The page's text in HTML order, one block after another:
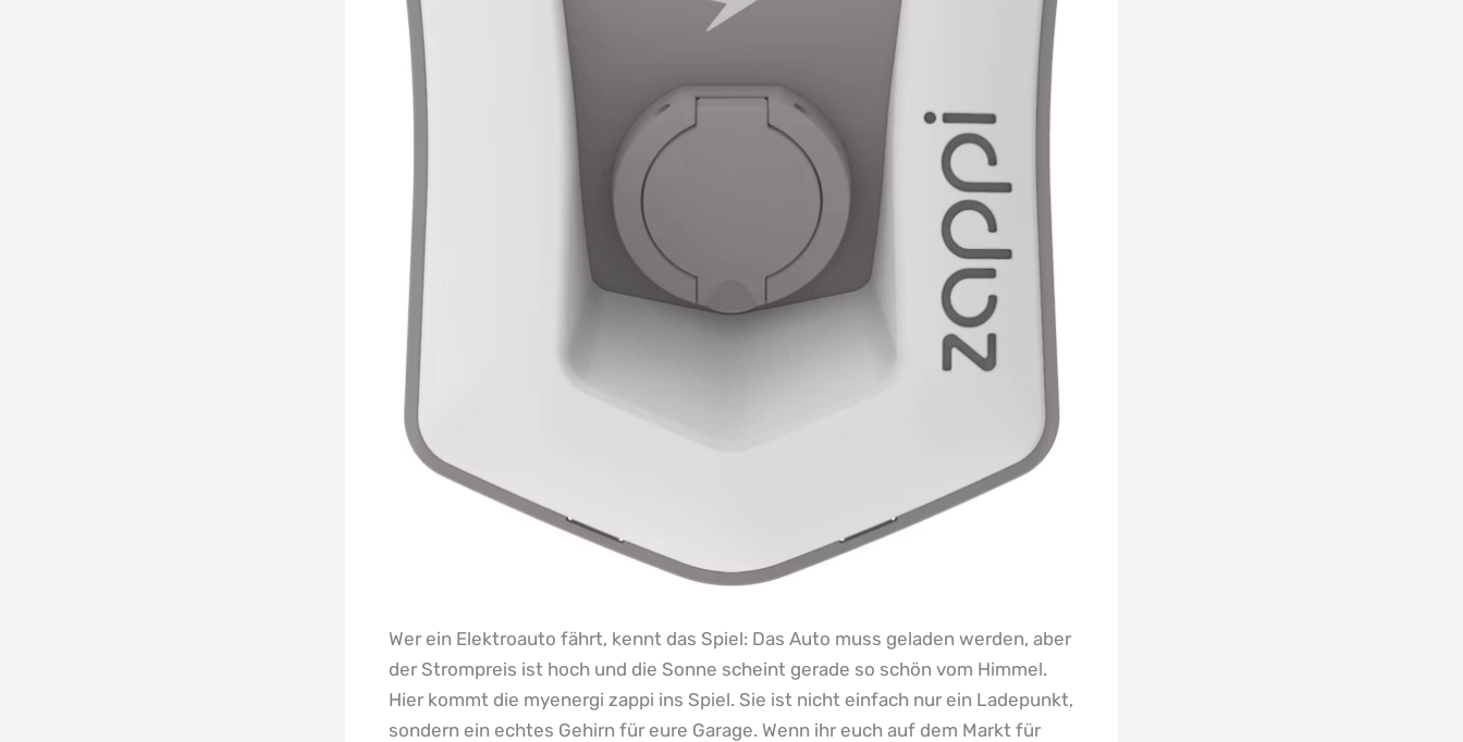
Wer ein Elektroauto fährt, kennt das Spiel: Das Auto muss geladen werden, aber
der Strompreis ist hoch und die Sonne scheint gerade so schön vom Himmel.
Hier kommt die myenergi zappi ins Spiel. Sie ist nicht einfach nur ein Ladepunkt,
sondern ein echtes Gehirn für eure Garage. Wenn ihr euch auf dem Markt für